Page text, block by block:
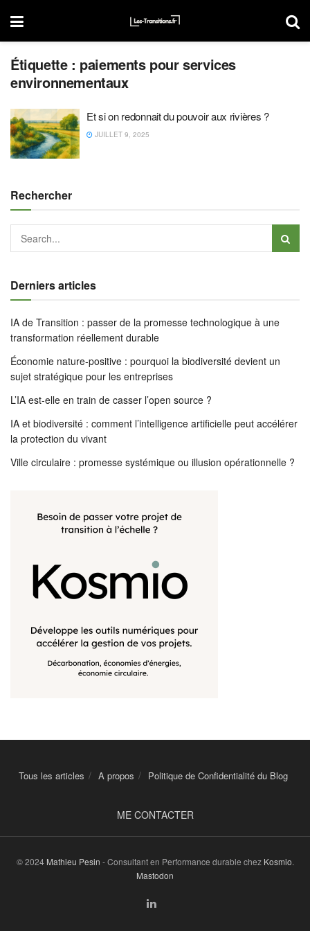
Étiquette : paiements pour services
environnementaux
Et si on redonnait du pouvoir aux rivières ?
JUILLET 9, 2025
Rechercher
Derniers articles
IA de Transition : passer de la promesse technologique à une
transformation réellement durable
Économie nature-positive : pourquoi la biodiversité devient un
sujet stratégique pour les entreprises
L’IA est-elle en train de casser l’open source ?
IA et biodiversité : comment l’intelligence artificielle peut accélérer
la protection du vivant
Ville circulaire : promesse systémique ou illusion opérationnelle ?
Tous les articles A propos Politique de Confidentialité du Blog
ME CONTACTER
© 2024 Mathieu Pesin - Consultant en Performance durable chez Kosmio.
Mastodon